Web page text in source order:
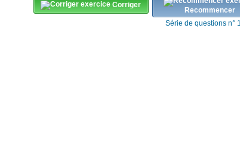
Corriger
Recommencer
Série de questions n°